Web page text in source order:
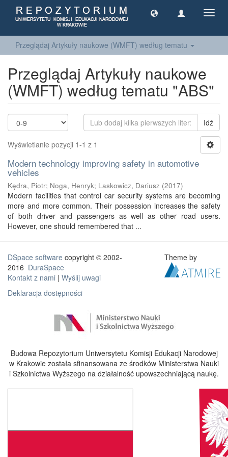
Przeglądaj Artykuły naukowe (WMFT) według tematu
Przeglądaj Artykuły naukowe
(WMFT) według tematu "ABS"
Idź
Wyświetlanie pozycji 1-1 z 1
Modern technology improving safety in automotive
vehicles
Kędra, Piotr; Noga, Henryk; Laskowicz, Dariusz (2017)
Modern facilities that control car security systems are becoming
more and more common. Their possession increases the safety
of both driver and passengers as well as other road users.
However, one should remembered that ...
DSpace software copyright © 2002-
2016 DuraSpace
Kontakt z nami | Wyślij uwagi
Deklaracja dostępności
Theme by
Budowa Repozytorium Uniwersytetu Komisji Edukacji Narodowej
w Krakowie została sfinansowana ze środków Ministerstwa Nauki
i Szkolnictwa Wyższego na działalność upowszechniającą naukę.